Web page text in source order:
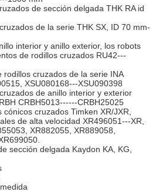
de sección delgada THK RA id
de la serie THK SX, ID 70 mm-
interior y anillo exterior, los robots
de rodillos cruzados RU42---
cruzados de la serie INA
XSU080168---XSU090398
de anillo interior y exterior
CRBH5013------CRBH25025
cruzados Timken XR/JXR,
de alta velocidad XR496051---XR,
XR882055, XR889058,
sección delgada Kaydon KA, KG,